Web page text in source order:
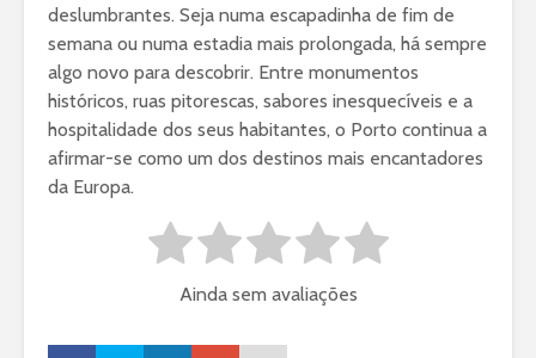
deslumbrantes. Seja numa escapadinha de fim de
semana ou numa estadia mais prolongada, há sempre
algo novo para descobrir. Entre monumentos
históricos, ruas pitorescas, sabores inesquecíveis e a
hospitalidade dos seus habitantes, o Porto continua a
afirmar-se como um dos destinos mais encantadores
da Europa.
Ainda sem avaliações